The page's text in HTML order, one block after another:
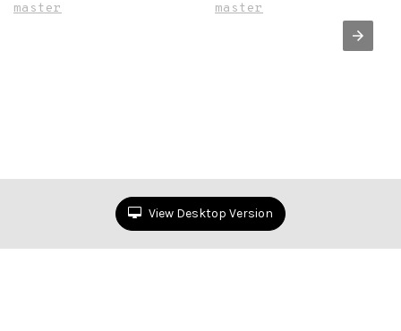
master master
View Desktop Version